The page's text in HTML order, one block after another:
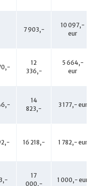
7 903,-
10 097,-
eur
12
336,-
5 664,-
eur
14
823,-
3 177,- eur
16 218,- 1 782,- eur
17
000,-
1 000,- eur